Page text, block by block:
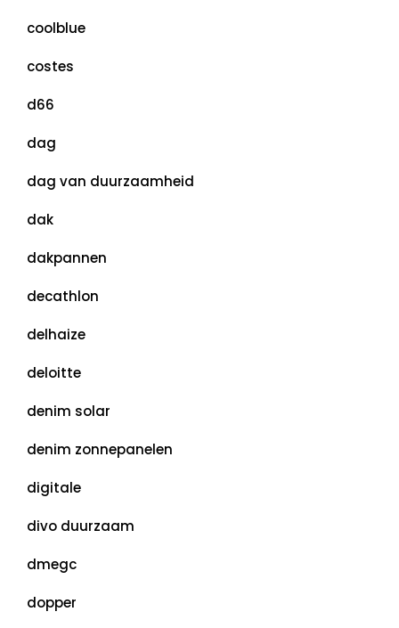
coolblue
costes
d66
dag
dag van duurzaamheid
dak
dakpannen
decathlon
delhaize
deloitte
denim solar
denim zonnepanelen
digitale
divo duurzaam
dmegc
dopper